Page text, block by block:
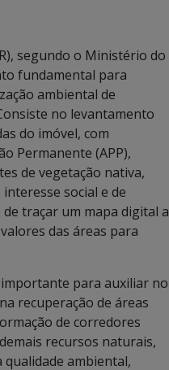
segundo o Ministério do
fundamental para
ambiental de
no levantamento
do imóvel, com
Permanente (APP),
de vegetação nativa,
social e de
traçar um mapa digital a
das áreas para
para auxiliar no
recuperação de áreas
de corredores
recursos naturais,
ambiental,